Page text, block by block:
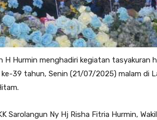
H Hurmin menghadiri kegiatan tasyakuran
39 tahun, Senin (21/07/2025) malam di
Sarolangun Ny Hj Risha Fitria Hurmin,